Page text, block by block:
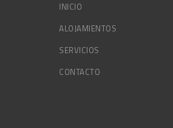
INICIO
ALOJAMIENTOS
SERVICIOS
CONTACTO